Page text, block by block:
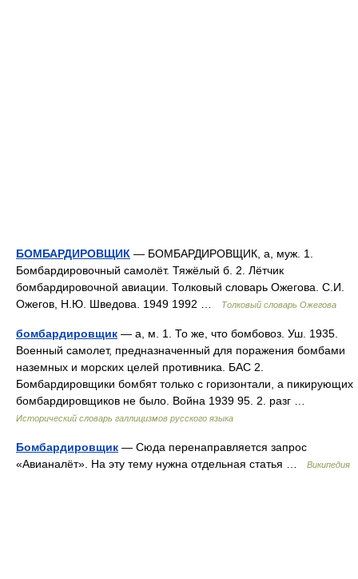
БОМБАРДИРОВЩИК — БОМБАРДИРОВЩИК, а, муж. 1.
Бомбардировочный самолёт. Тяжёлый б. 2. Лётчик
бомбардировочной авиации. Толковый словарь Ожегова. С.И.
Ожегов, Н.Ю. Шведова. 1949 1992 …
Толковый словарь Ожегова
бомбардировщик — а, м. 1. То же, что бомбовоз. Уш. 1935.
Военный самолет, предназначенный для поражения бомбами
наземных и морских целей противника. БАС 2.
Бомбардировщики бомбят только с горизонтали, а пикирующих
бомбардировщиков не было. Война 1939 95. 2. разг …
Исторический словарь галлицизмов русского языка
Бомбардировщик — Сюда перенаправляется запрос
«Авианалёт». На эту тему нужна отдельная статья …
Википедия